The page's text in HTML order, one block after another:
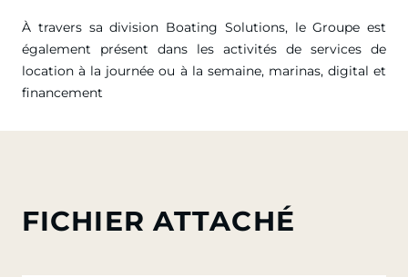
À travers sa division Boating Solutions, le Groupe est
également présent dans les activités de services de
location à la journée ou à la semaine, marinas, digital et
financement
FICHIER ATTACHÉ